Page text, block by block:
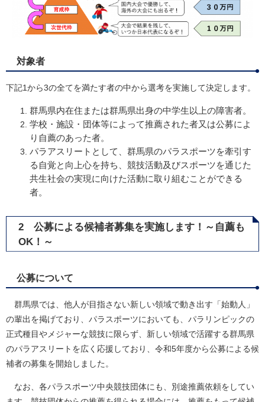
対象者
下記1から3の全てを満たす者の中から選考を実施して決定します。
群馬県内在住または群馬県出身の中学生以上の障害者。
学校・施設・団体等によって推薦された者又は公募によ
り自薦のあった者。
パラアスリートとして、群馬県のパラスポーツを牽引す
る自覚と向上心を持ち、競技活動及びスポーツを通じた
共生社会の実現に向けた活動に取り組むことができる
者。
2 公募による候補者募集を実施します！～自薦も
OK！～
公募について
群馬県では、他人が目指さない新しい領域で動き出す「始動人」
の輩出を掲げており、パラスポーツにおいても、パラリンピックの
正式種目やメジャーな競技に限らず、新しい領域で活躍する群馬県
のパラアスリートを広く応援しており、令和5年度から公募による候
補者の募集を開始しました。
なお、各パラスポーツ中央競技団体にも、別途推薦依頼をしてい